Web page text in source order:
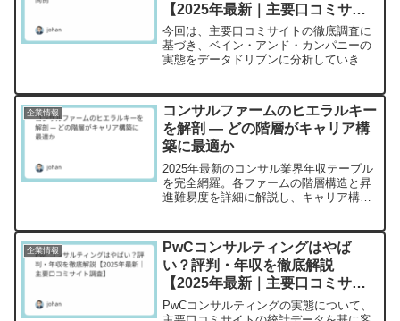
【2025年最新｜主要口コミサイ
ト調査】
今回は、主要口コミサイトの徹底調査に
基づき、ベイン・アンド・カンパニーの
実態をデータドリブンに分析していきま
した。調査概要・調査サイト数：6サイト
以上・総口コミ件数：3...
企業情報
コンサルファームのヒエラルキー
を解剖 — どの階層がキャリア構
築に最適か
2025年最新のコンサル業界年収テーブル
を完全網羅。​各ファームの階層構造と昇
進難易度を詳細に解説し、キャリア構築
最大化したいあなたへ、必読のガイドで
す。
企業情報
PwCコンサルティングはやば
い？評判・年収を徹底解説
【2025年最新｜主要口コミサイ
ト調査】
PwCコンサルティングの実態について、